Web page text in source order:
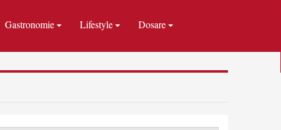
Gastronomie Lifestyle Dosare